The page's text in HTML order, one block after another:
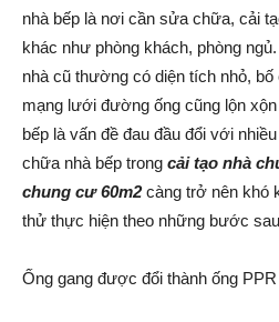
nhà bếp là nơi cần sửa chữa, cải
khác như phòng khách, phòng
nhà cũ thường có diện tích nhỏ,
mạng lưới đường ống cũng lộn
bếp là vấn đề đau đầu đổi với
chữa nhà bếp trong cải tạo nhà
chung cư 60m2càng trở nên khó
thử thực hiện theo những bước
Ống gang được đổi thành ống PPR